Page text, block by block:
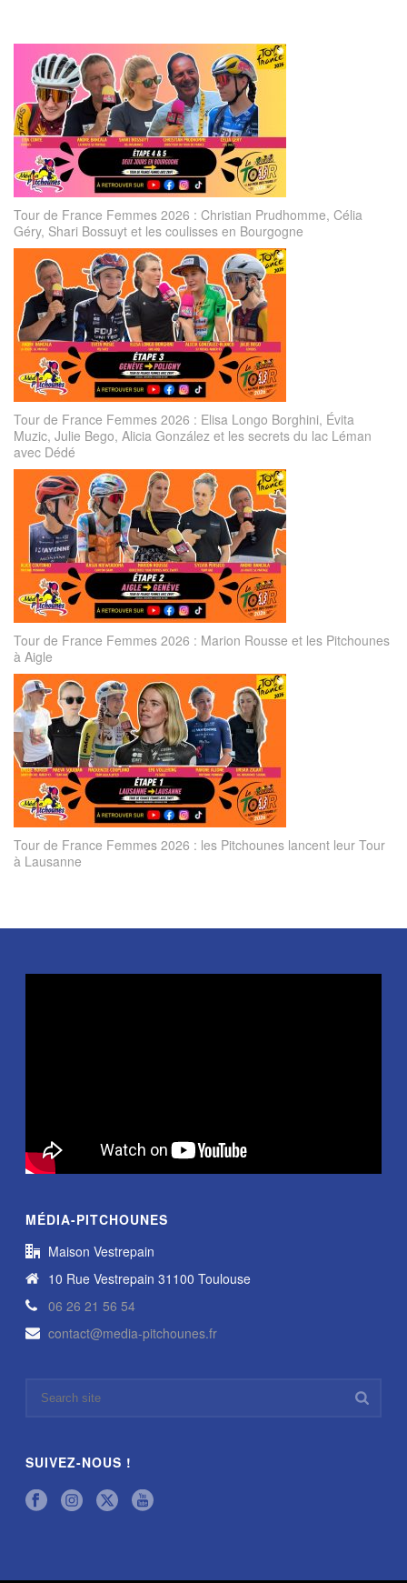
Tour de France Femmes 2026 : Christian Prudhomme, Célia
Géry, Shari Bossuyt et les coulisses en Bourgogne
Tour de France Femmes 2026 : Elisa Longo Borghini, Évita
Muzic, Julie Bego, Alicia González et les secrets du lac Léman
avec Dédé
Tour de France Femmes 2026 : Marion Rousse et les Pitchounes
à Aigle
Tour de France Femmes 2026 : les Pitchounes lancent leur Tour
à Lausanne
MÉDIA-PITCHOUNES
Maison Vestrepain
10 Rue Vestrepain 31100 Toulouse
06 26 21 56 54
contact@media-pitchounes.fr
SUIVEZ-NOUS !